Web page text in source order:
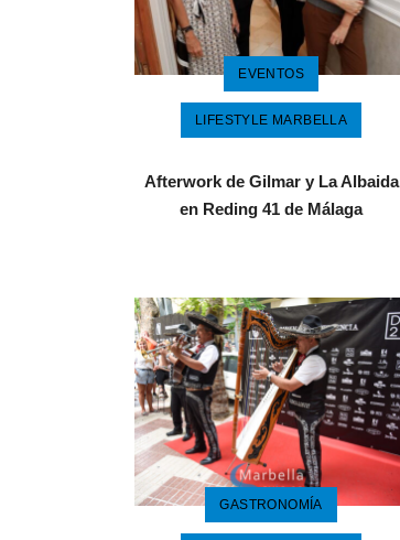
EVENTOS
LIFESTYLE MARBELLA
Afterwork de Gilmar y La Albaida
en Reding 41 de Málaga
GASTRONOMÍA